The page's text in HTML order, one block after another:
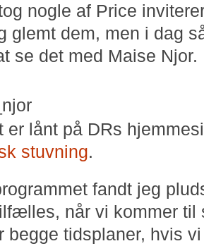
nogle af Price
glemt dem, men i dag
se det med Maise Njor.
er lånt på DRs
stuvning.
fandt jeg
når vi kommer til
begge tidsplaner, hvis